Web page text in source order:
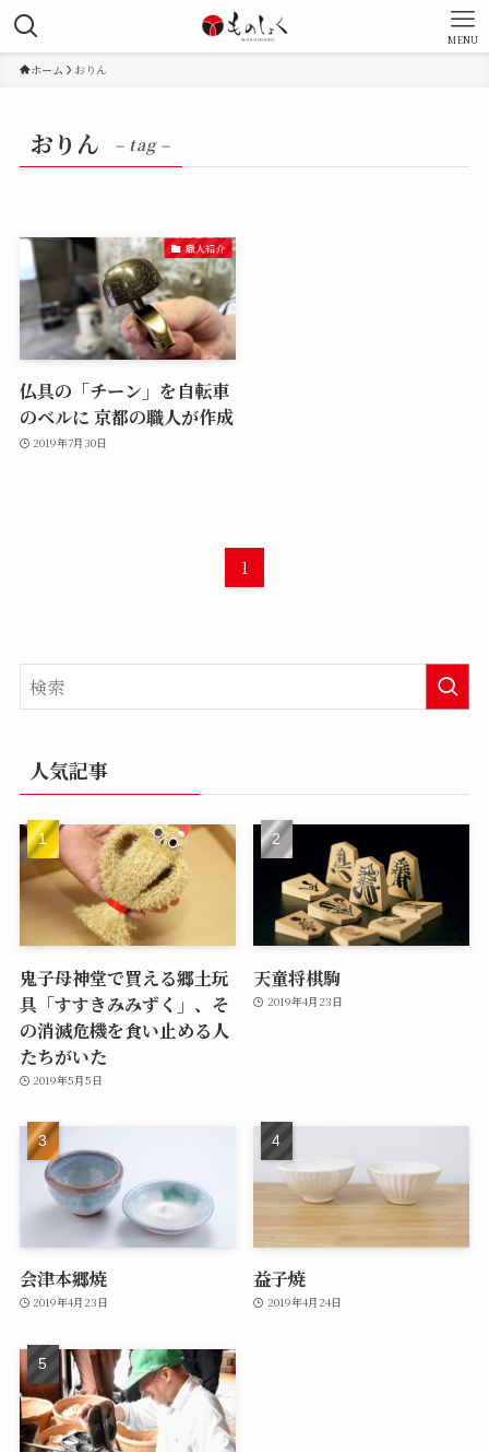
MENU
ホーム おりん
おりん – tag –
職人紹介
仏具の「チーン」を自転車
のベルに 京都の職人が作成
2019年7月30日
1
人気記事
鬼子母神堂で買える郷土玩
具「すすきみみずく」、そ
の消滅危機を食い止める人
たちがいた
2019年5月5日
天童将棋駒
2019年4月23日
会津本郷焼
2019年4月23日
益子焼
2019年4月24日